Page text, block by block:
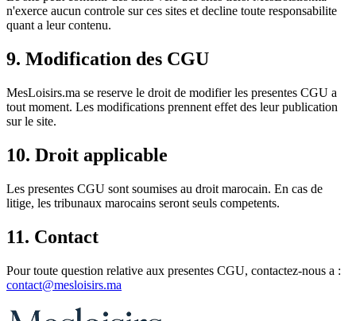
n'exerce aucun controle sur ces sites et decline toute responsabilite
quant a leur contenu.
9. Modification des CGU
MesLoisirs.ma se reserve le droit de modifier les presentes CGU a
tout moment. Les modifications prennent effet des leur publication
sur le site.
10. Droit applicable
Les presentes CGU sont soumises au droit marocain. En cas de
litige, les tribunaux marocains seront seuls competents.
11. Contact
Pour toute question relative aux presentes CGU, contactez-nous a :
contact@mesloisirs.ma